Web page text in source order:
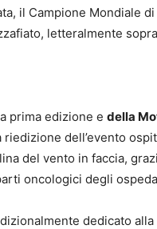
il Campione Mondiale
letteralmente
prima edizione e della
riedizione dell’evento
del vento in faccia,
oncologici degli
dedicato